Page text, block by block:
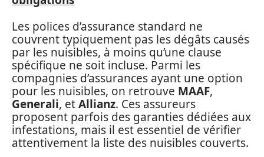
Les polices d’assurance standard ne
couvrent typiquement pas les dégâts causés
par les nuisibles, à moins qu’une clause
spécifique ne soit incluse. Parmi les
compagnies d’assurances ayant une option
pour les nuisibles, on retrouve MAAF,
Generali, etAllianz. Ces assureurs
proposent parfois des garanties dédiées aux
infestations, mais il est essentiel de vérifier
attentivement la liste des nuisibles couverts.